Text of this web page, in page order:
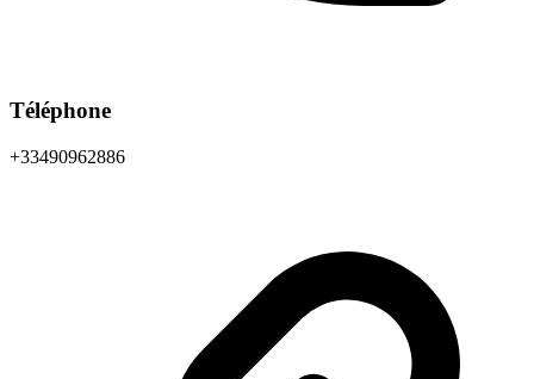
Téléphone
+33490962886